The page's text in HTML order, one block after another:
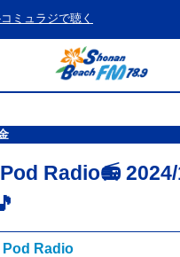
ミュラジで聴く
Radio📻
Pod Radio